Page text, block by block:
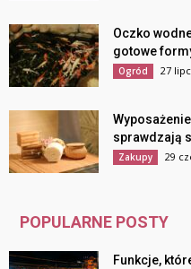
Oczko
gotowe
Ogród 27
sprawdzają
Zakupy 29
POPULARNE POSTY
Funkcje,